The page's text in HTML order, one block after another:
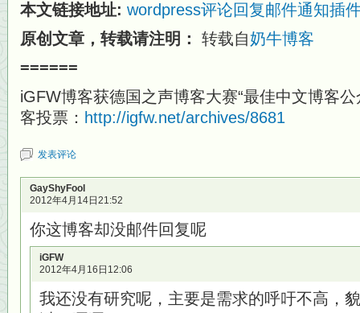
本文链接地址: wordpress评论回复邮件通知插
原创文章，转载请注明：
转载自奶牛博客
======
iGFW博客获德国之声博客大赛“最佳中文博客
客投票： http://igfw.net/archives/8681
发表评论
GayShyFool
2012年4月14日21:52
你这博客却没邮件回复呢
iGFW
2012年4月16日12:06
我还没有研究呢，主要是需求的呼吁不高，